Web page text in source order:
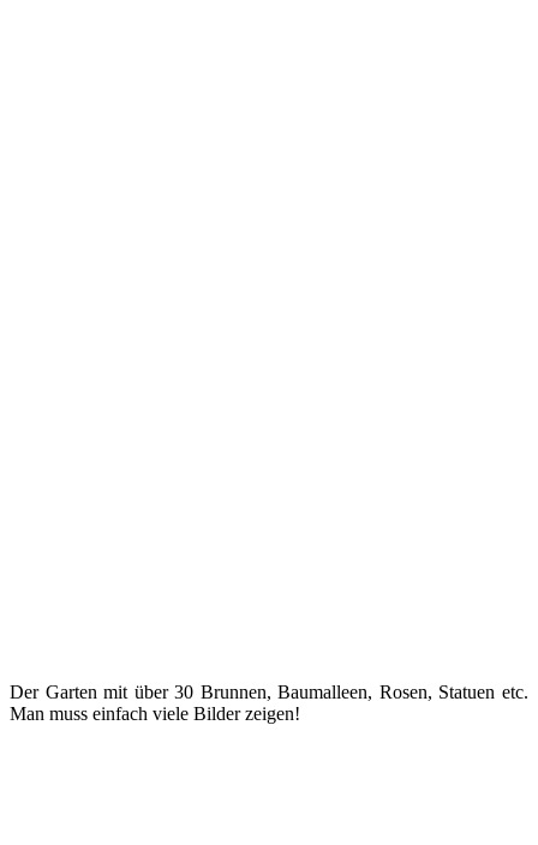
Der Garten mit über 30 Brunnen, Baumalleen, Rosen, Statuen etc.
Man muss einfach viele Bilder zeigen!